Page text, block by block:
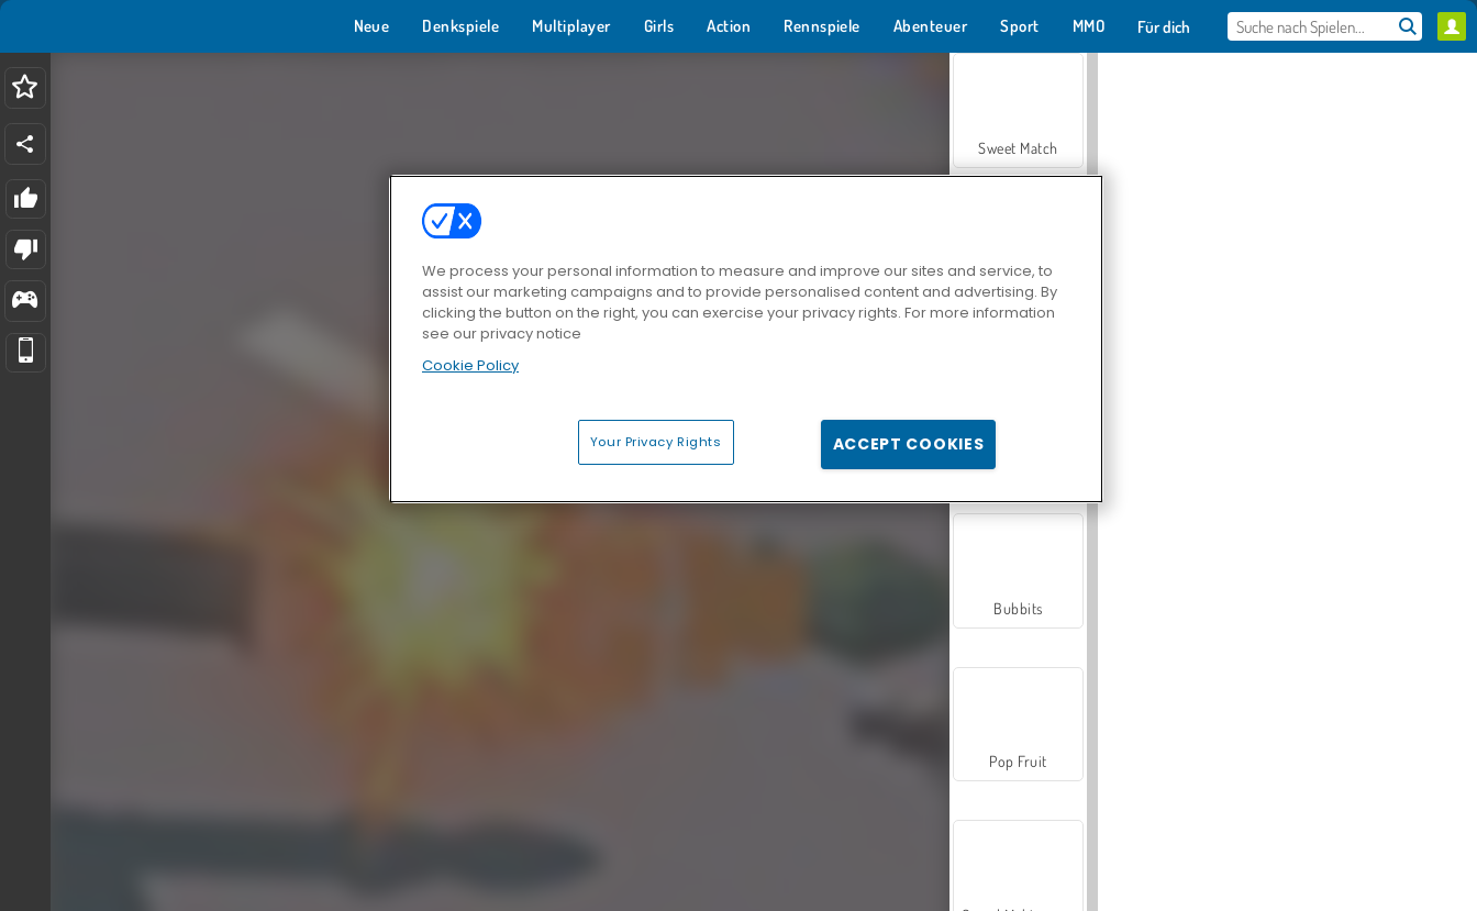
Neue Denkspiele Multiplayer Girls Action Rennspiele Abenteuer Sport MMO Für dich
Sweet Match
Zen Solitaire
Farmerama
Bubbits
Pop Fruit
We process your personal information to measure and improve our sites and service, to
assist our marketing campaigns and to provide personalised content and advertising. By
clicking the button on the right, you can exercise your privacy rights. For more information
see our privacy notice
Cookie Policy
Your Privacy Rights ACCEPT COOKIES